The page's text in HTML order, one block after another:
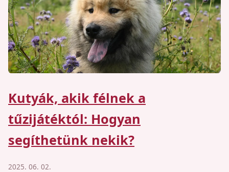
Kutyák, akik félnek a
tűzijátéktól: Hogyan
segíthetünk nekik?
2025. 06. 02.